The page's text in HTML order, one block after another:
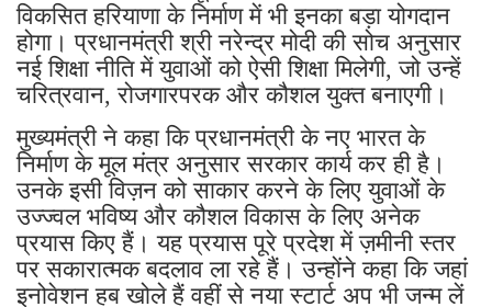
विकसित हरियाणा के निर्माण में भी इनका बड़ा योगदान
होगा। प्रधानमंत्री श्री नरेन्द्र मोदी की सोच अनुसार
नई शिक्षा नीति में युवाओं को ऐसी शिक्षा मिलेगी, जो उन्हें
चरित्रवान, रोजगारपरक और कौशल युक्त बनाएगी।
मुख्यमंत्री ने कहा कि प्रधानमंत्री के नए भारत के
निर्माण के मूल मंत्र अनुसार सरकार कार्य कर ही है।
उनके इसी विज़न को साकार करने के लिए युवाओं के
उज्ज्वल भविष्य और कौशल विकास के लिए अनेक
प्रयास किए हैं। यह प्रयास पूरे प्रदेश में ज़मीनी स्तर
पर सकारात्मक बदलाव ला रहे हैं। उन्होंने कहा कि जहां
इनोवेशन हब खोले हैं वहीं से नया स्टार्ट अप भी जन्म लें